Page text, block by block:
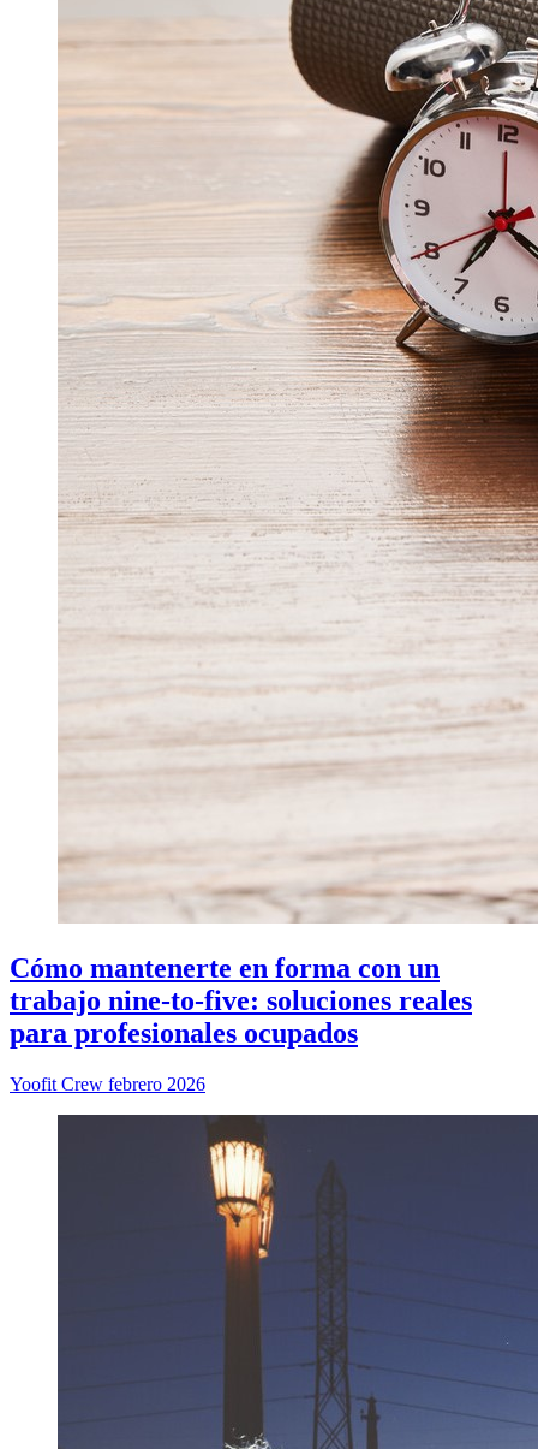
Cómo mantenerte en forma con un
trabajo nine-to-five: soluciones reales
para profesionales ocupados
Yoofit Crew febrero 2026